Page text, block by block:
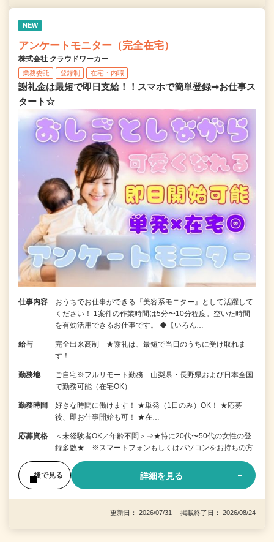
NEW
アンケートモニター（完全在宅）
株式会社 クラウドワーカー
業務委託 登録制 在宅・内職
謝礼金は最短で即日支給！！スマホで簡単登録➡お仕事ス
タート☆
仕事内容
おうちでお仕事ができる『美容系モニター』として活躍して
ください！ 1案件の作業時間は5分〜10分程度。空いた時間
を有効活用できるお仕事です。 ◆【いろん…
給与
完全出来高制 ★謝礼は、最短で当日のうちに受け取れま
す！
勤務地
ご自宅※フルリモート勤務 山梨県・長野県および日本全国
で勤務可能（在宅OK）
勤務時間
好きな時間に働けます！ ★単発（1日のみ）OK！ ★応募
後、即お仕事開始も可！ ★在…
応募資格
＜未経験者OK／年齢不問＞⇒★特に20代〜50代の女性の登
録多数★ ※スマートフォンもしくはパソコンをお持ちの方
後で見る 詳細を見る
更新日： 2026/07/31 掲載終了日： 2026/08/24